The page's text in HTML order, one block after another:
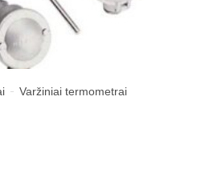
Varžiniai termometrai